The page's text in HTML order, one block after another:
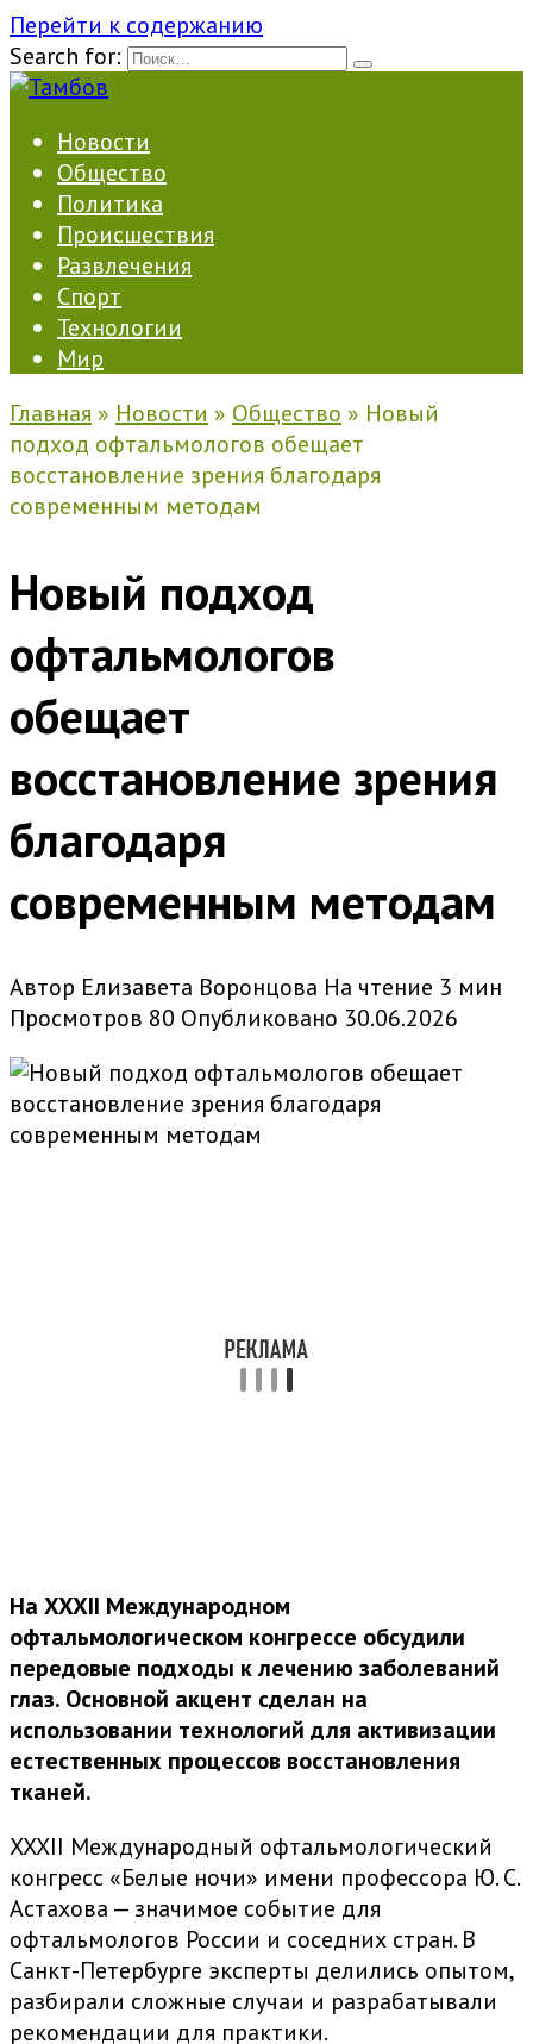
Перейти к содержанию
Search for:
Новости
Общество
Политика
Происшествия
Развлечения
Спорт
Технологии
Мир
Главная » Новости » Общество » Новый
подход офтальмологов обещает
восстановление зрения благодаря
современным методам
Новый подход
офтальмологов
обещает
восстановление зрения
благодаря
современным методам
Автор Елизавета Воронцова На чтение 3 мин
Просмотров 80 Опубликовано 30.06.2026
На XXXII Международном
офтальмологическом конгрессе обсудили
передовые подходы к лечению заболеваний
глаз. Основной акцент сделан на
использовании технологий для активизации
естественных процессов восстановления
тканей.
XXXII Международный офтальмологический
конгресс «Белые ночи» имени профессора Ю. С.
Астахова — значимое событие для
офтальмологов России и соседних стран. В
Санкт-Петербурге эксперты делились опытом,
разбирали сложные случаи и разрабатывали
рекомендации для практики.